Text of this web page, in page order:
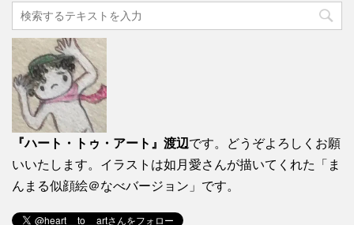
『ハート・トゥ・アート』渡辺です。どうぞよろしくお願
いいたします。イラストは如月愛さんが描いてくれた「ま
んまる似顔絵＠なべバージョン」です。